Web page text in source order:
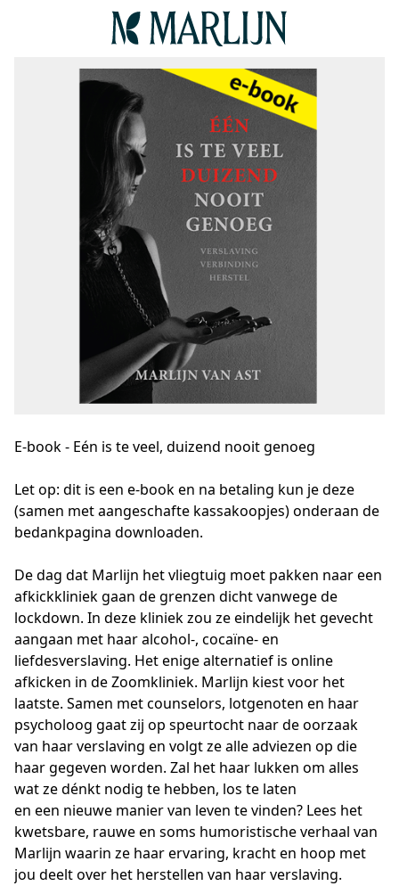
E-book - Eén is te veel, duizend nooit genoeg
Let op: dit is een e-book en na betaling kun je deze
(samen met aangeschafte kassakoopjes) onderaan de
bedankpagina downloaden.
De dag dat Marlijn het vliegtuig moet pakken naar een
afkickkliniek gaan de grenzen dicht vanwege de
lockdown. In deze kliniek zou ze eindelijk het gevecht
aangaan met haar alcohol-, cocaïne- en
liefdesverslaving. Het enige alternatief is online
afkicken in de Zoomkliniek. Marlijn kiest voor het
laatste. Samen met counselors, lotgenoten en haar
psycholoog gaat zij op speurtocht naar de oorzaak
van haar verslaving en volgt ze alle adviezen op die
haar gegeven worden. Zal het haar lukken om alles
wat ze dénkt nodig te hebben, los te laten
en een nieuwe manier van leven te vinden? Lees het
kwetsbare, rauwe en soms humoristische verhaal van
Marlijn waarin ze haar ervaring, kracht en hoop met
jou deelt over het herstellen van haar verslaving.